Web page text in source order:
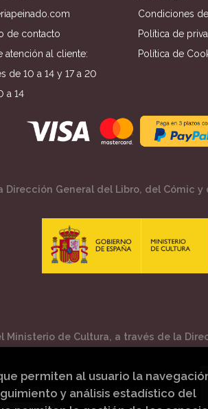
de contacto
atención al cliente:
de 10 a 14 y 17 a 20
a 14
Condiciones
Política de
Política de
Dirección General del Libro, del Cómic
de Cultura, a través de la
permiten al usuario la
y análisis estadístico del